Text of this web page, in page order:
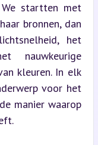
We startten met
bronnen, dan
het
nauwkeurige
kleuren. In elk
voor het
manier waarop